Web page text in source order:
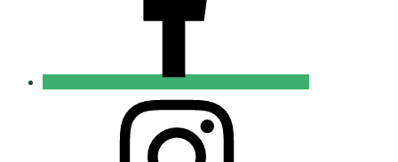
Православные
Добровольцы